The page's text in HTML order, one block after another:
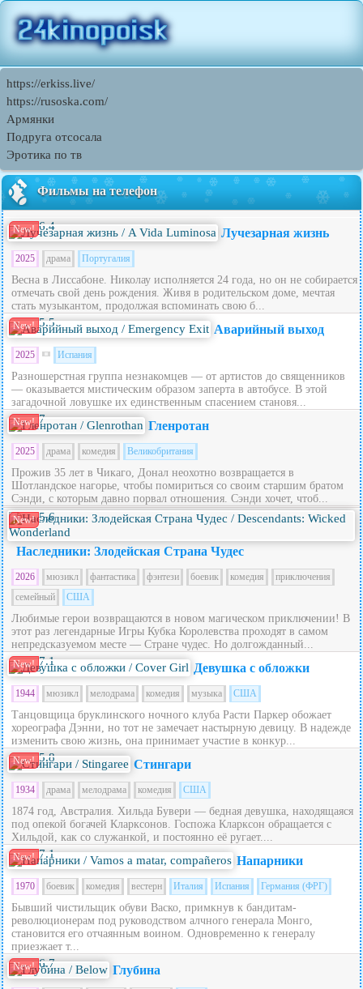
https://erkiss.live/
https://rusoska.com/
Армянки
Подруга отсосала
Эротика по тв
Фильмы на телефон
New! 6.4 Лучезарная жизнь
2025 драма Португалия
Весна в Лиссабоне. Николау исполняется 24 года, но он не собирается
отмечать свой день рождения. Живя в родительском доме, мечтая
стать музыкантом, продолжая вспоминать свою б...
New! 5.5 Аварийный выход
2025 Испания
Разношерстная группа незнакомцев — от артистов до священников
— оказывается мистическим образом заперта в автобусе. В этой
загадочной ловушке их единственным спасением становя...
New! 7 Гленротан
2025 драма комедия Великобритания
Прожив 35 лет в Чикаго, Донал неохотно возвращается в
Шотландское нагорье, чтобы помириться со своим старшим братом
Сэнди, с которым давно порвал отношения. Сэнди хочет, чтоб...
New! 5.6
Наследники: Злодейская Страна Чудес
2026 мюзикл фантастика фэнтези боевик комедия
приключения
семейный
США
Любимые герои возвращаются в новом магическом приключении! В
этот раз легендарные Игры Кубка Королевства проходят в самом
непредсказуемом месте — Стране чудес. Но долгожданный...
New! 7.1 Девушка с обложки
1944 мюзикл мелодрама комедия музыка США
Танцовщица бруклинского ночного клуба Расти Паркер обожает
хореографа Дэнни, но тот не замечает настырную девицу. В надежде
изменить свою жизнь, она принимает участие в конкур...
New! 5.8 Стингари
1934 драма мелодрама комедия США
1874 год, Австралия. Хильда Бувери — бедная девушка, находящаяся
под опекой богачей Кларксонов. Госпожа Кларксон обращается с
Хильдой, как со служанкой, и постоянно её ругает....
New! 7.1 Напарники
1970 боевик комедия вестерн Италия Испания Германия (ФРГ)
Бывший чистильщик обуви Васко, примкнув к бандитам-
революционерам под руководством алчного генерала Монго,
становится его отчаянным воином. Одновременно к генералу
приезжает т...
New! 6.7 Глубина